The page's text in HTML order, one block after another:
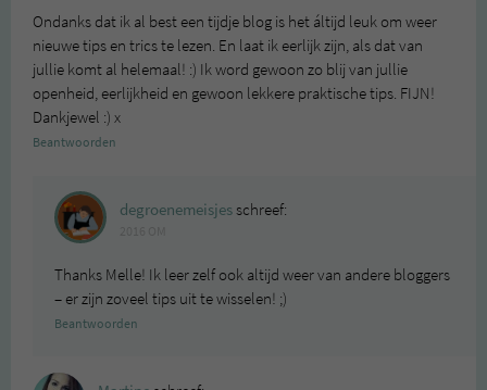
Ondanks dat ik al best een tijdje blog is het áltijd leuk om weer
nieuwe tips en trics te lezen. En laat ik eerlijk zijn, als dat van
jullie komt al helemaal! :) Ik word gewoon zo blij van jullie
openheid, eerlijkheid en gewoon lekkere praktische tips. FIJN!
Dankjewel :) x
Beantwoorden
degroenemeisjesschreef:
Thanks Melle! Ik leer zelf ook altijd weer van andere bloggers
– er zijn zoveel tips uit te wisselen! ;)
Beantwoorden